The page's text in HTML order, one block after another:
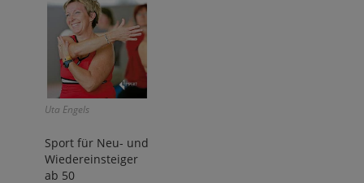
Uta Engels
Sport für Neu- und
Wiedereinsteiger
ab 50